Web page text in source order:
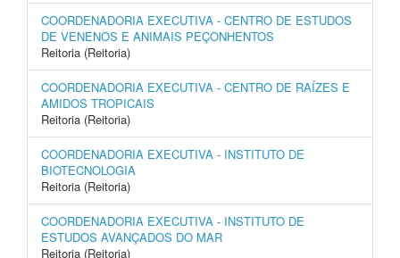
COORDENADORIA EXECUTIVA - CENTRO DE ESTUDOS
DE VENENOS E ANIMAIS PEÇONHENTOS
Reitoria (Reitoria)
COORDENADORIA EXECUTIVA - CENTRO DE RAÍZES E
AMIDOS TROPICAIS
Reitoria (Reitoria)
COORDENADORIA EXECUTIVA - INSTITUTO DE
BIOTECNOLOGIA
Reitoria (Reitoria)
COORDENADORIA EXECUTIVA - INSTITUTO DE
ESTUDOS AVANÇADOS DO MAR
Reitoria (Reitoria)